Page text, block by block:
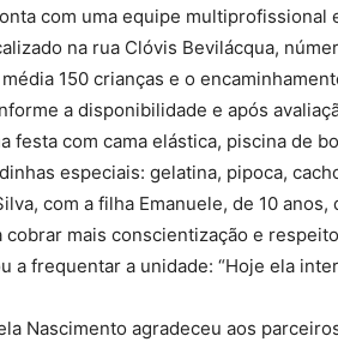
com uma equipe multiprofissional
na rua Clóvis Bevilácqua,
150 crianças e o
a disponibilidade e após
festa com cama elástica, piscina de
especiais: gelatina, pipoca,
com a filha Emanuele, de 10
mais conscientização e
a frequentar a unidade: “Hoje ela
Nascimento agradeceu aos